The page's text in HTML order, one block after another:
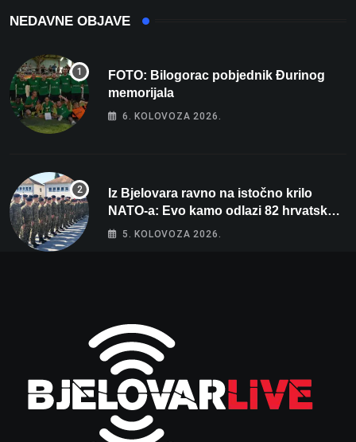
NEDAVNE OBJAVE
FOTO: Bilogorac pobjednik Đurinog
memorijala
6. KOLOVOZA 2026.
Iz Bjelovara ravno na istočno krilo
NATO-a: Evo kamo odlazi 82 hrvatska
vojnika i 6 vojnikinja
5. KOLOVOZA 2026.